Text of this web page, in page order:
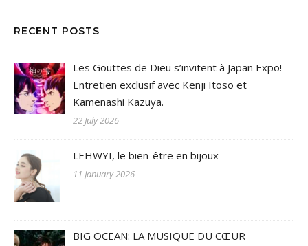
RECENT POSTS
Les Gouttes de Dieu s’invitent à Japan Expo!
Entretien exclusif avec Kenji Itoso et
Kamenashi Kazuya.
22 July 2026
LEHWYI, le bien-être en bijoux
11 January 2026
BIG OCEAN: LA MUSIQUE DU CŒUR